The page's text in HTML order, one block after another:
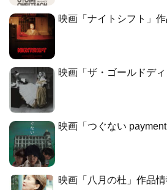
映画「ナイトシフト」
映画「ザ・ゴールドデ
映画「つぐない
映画「八月の杜」作品情